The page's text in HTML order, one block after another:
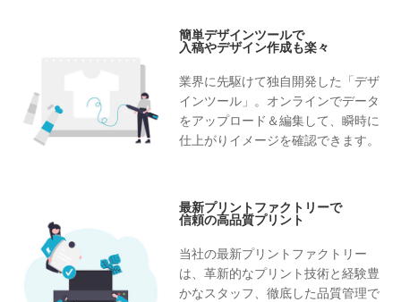
簡単デザインツールで
入稿やデザイン作成も楽々
業界に先駆けて独自開発した「デザ
インツール」。オンラインでデータ
をアップロード＆編集して、瞬時に
仕上がりイメージを確認できます。
最新プリントファクトリーで
信頼の高品質プリント
当社の最新プリントファクトリー
は、革新的なプリント技術と経験豊
かなスタッフ、徹底した品質管理で